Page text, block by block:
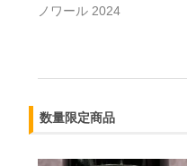
ノワール 2024
数量限定商品